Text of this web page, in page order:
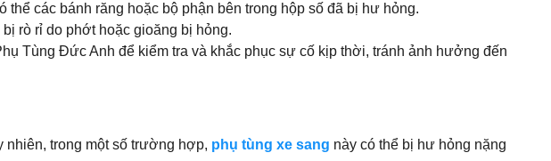
thể các bánh răng hoặc bộ phận bên trong hộp số đã bị hư hỏng.
rò rỉ do phớt hoặc gioăng bị hỏng.
Tùng Đức Anh để kiểm tra và khắc phục sự cố kịp thời, tránh ảnh hưởng đến
nhiên, trong một số trường hợp, phụ tùng xe sang này có thể bị hư hỏng nặng